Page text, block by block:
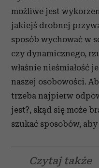
możliwe jest
jakiejś drobnej
sposób wychować w
czy dynamicznego,
właśnie nieśmiałość
naszej osobowości.
trzeba najpierw
jest?, skąd się może
szukać sposobów,
Czytaj także